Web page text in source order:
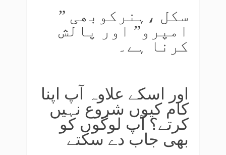
سکل ،ہنرکوبھی ”
امپرو” اور پالش
کرنا ہے۔
اور اسکے علاوہ آپ اپنا
کام کیوں شروع نہیں
کرتے؟ آپ لوگوں کو
بھی جاب دے سکتے